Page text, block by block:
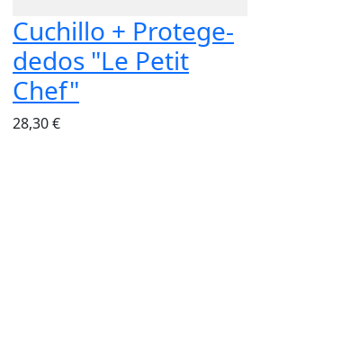
Cuchillo + Protege-
dedos "Le Petit
Chef"
28,30 €